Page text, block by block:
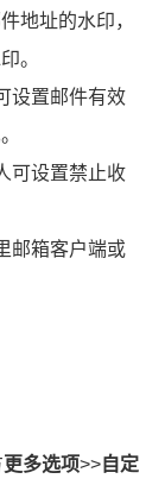
地址的水印，
。
设置邮件有效
可设置禁止收
邮箱客户端或
更多选项>>自定